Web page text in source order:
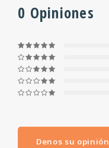
0 Opiniones
Denos su opinión